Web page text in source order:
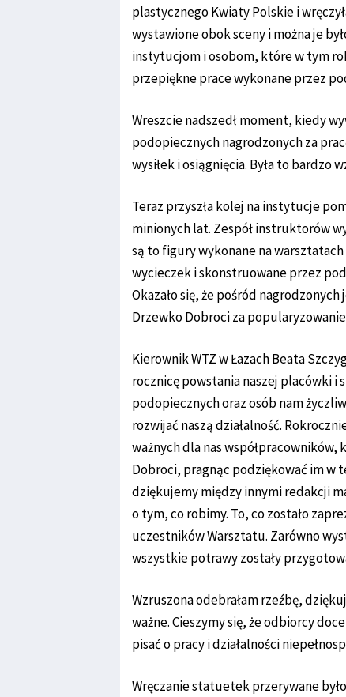
plastycznego Kwiaty Polskie i
wystawione obok sceny i można je
instytucjom i osobom, które w tym
przepiękne prace wykonane przez
Wreszcie nadszedł moment, kiedy
podopiecznych nagrodzonych za
wysiłek i osiągnięcia. Była to bardzo
Teraz przyszła kolej na instytucje
minionych lat. Zespół instruktorów
są to figury wykonane na
wycieczek i skonstruowane przez
Okazało się, że pośród
Drzewko Dobroci za popularyzowanie
Kierownik WTZ w Łazach Beata
rocznicę powstania naszej placówki i
podopiecznych oraz osób nam
rozwijać naszą działalność.
ważnych dla nas
Dobroci, pragnąc podziękować im w
dziękujemy między innymi redakcji
o tym, co robimy. To, co zostało
uczestników Warsztatu. Zarówno
wszystkie potrawy zostały
Wzruszona odebrałam rzeźbę,
ważne. Cieszymy się, że odbiorcy
pisać o pracy i działalności
Wręczanie statuetek przerywane